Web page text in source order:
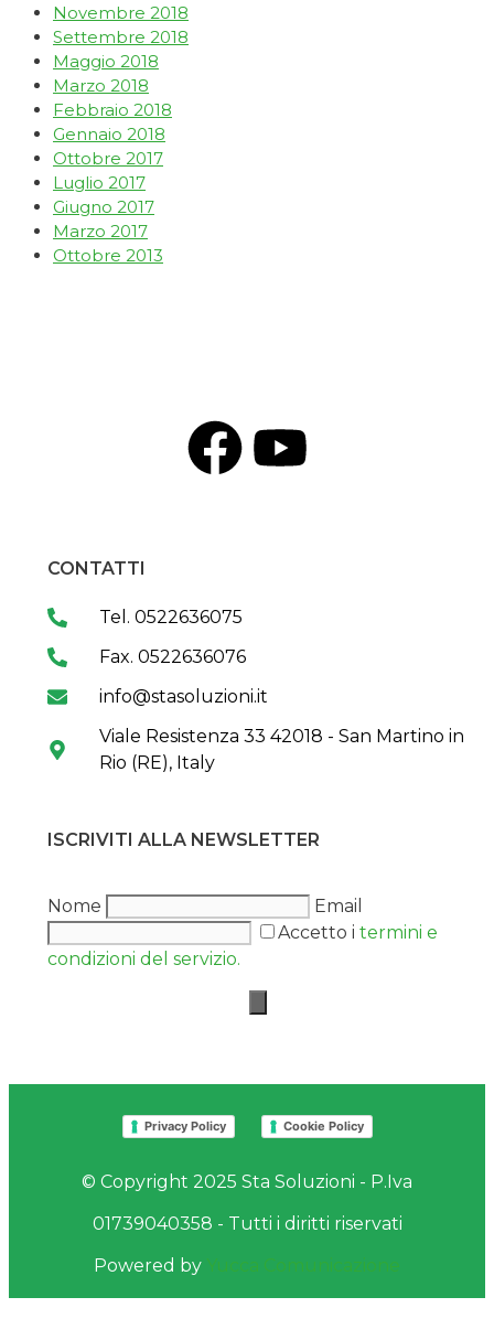
Novembre 2018
Settembre 2018
Maggio 2018
Marzo 2018
Febbraio 2018
Gennaio 2018
Ottobre 2017
Luglio 2017
Giugno 2017
Marzo 2017
Ottobre 2013
CONTATTI
Tel. 0522636075
Fax. 0522636076
info@stasoluzioni.it
Viale Resistenza 33 42018 - San Martino in
Rio (RE), Italy
ISCRIVITI ALLA NEWSLETTER
Nome
Email
Accetto i termini e
condizioni del servizio.
Privacy Policy Cookie Policy
© Copyright 2025 Sta Soluzioni - P.Iva
01739040358 - Tutti i diritti riservati
Powered by Yucca Comunicazione